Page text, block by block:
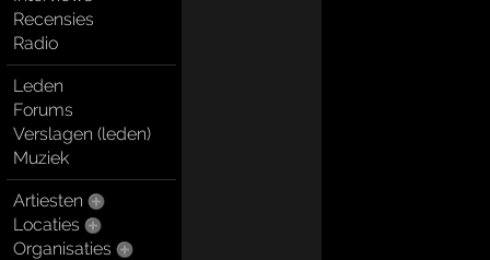
Recensies
Radio
Leden
Forums
Verslagen (leden)
Muziek
Artiesten
Locaties
Organisaties